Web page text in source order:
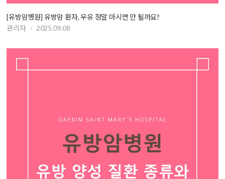
[유방암병원] 유방암 환자, 우유 정말 마시면 안 될까요?
관리자
2025.09.08